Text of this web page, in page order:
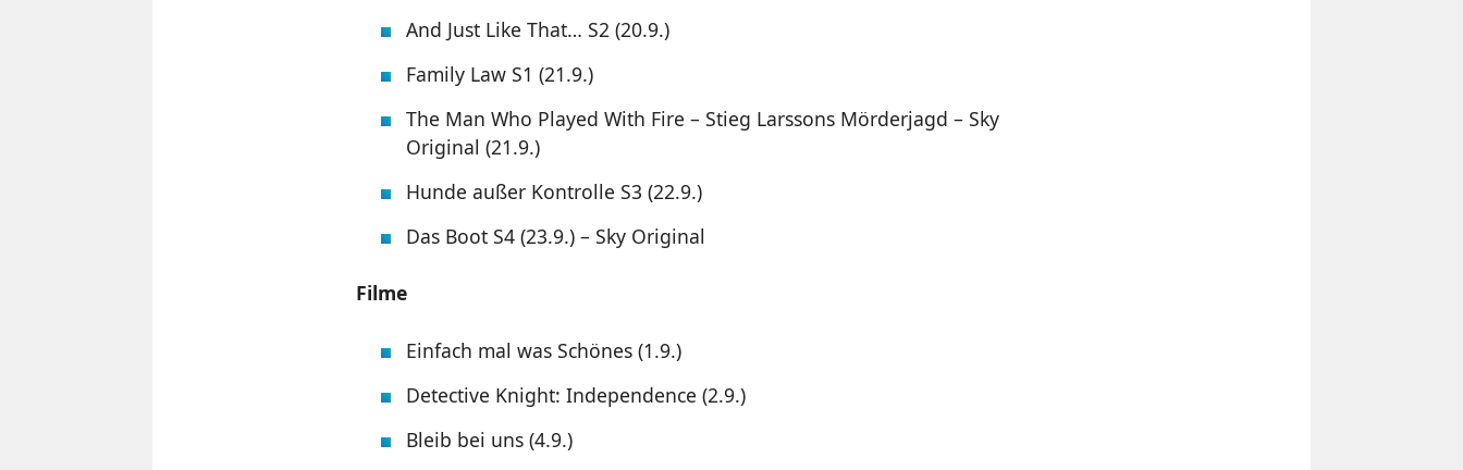
And Just Like That… S2 (20.9.)
Family Law S1 (21.9.)
The Man Who Played With Fire – Stieg Larssons Mörderjagd – Sky
Original (21.9.)
Hunde außer Kontrolle S3 (22.9.)
Das Boot S4 (23.9.) – Sky Original
Filme
Einfach mal was Schönes (1.9.)
Detective Knight: Independence (2.9.)
Bleib bei uns (4.9.)